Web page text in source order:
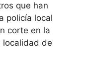
que han
policía local
corte en la
localidad de